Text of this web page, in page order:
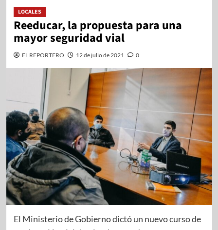
LOCALES
Reeducar, la propuesta para una
mayor seguridad vial
EL REPORTERO 12 de julio de 2021 0
El Ministerio de Gobierno dictó un nuevo curso de